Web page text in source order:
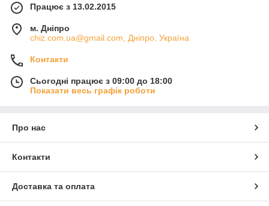
Працює з 13.02.2015
м. Дніпро
chiz.com.ua@gmail.com, Дніпро, Україна
Контакти
Сьогодні працює з 09:00 до 18:00
Показати весь графік роботи
Про нас
Контакти
Доставка та оплата